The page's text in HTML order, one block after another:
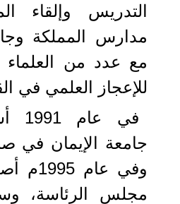
التدريس وإلقاء
مدارس المملكة
مع عدد من العلماء
للإعجاز العلمي في
في
جامعة الإيمان في
وفي
مجلس الرئاسة،